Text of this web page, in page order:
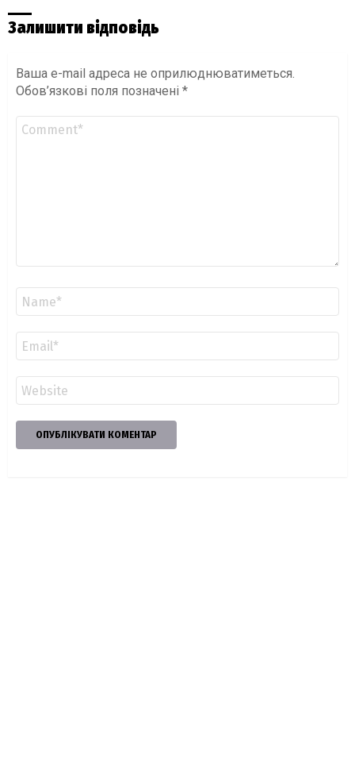
Залишити відповідь
Ваша e-mail адреса не оприлюднюватиметься.
Обов’язкові поля позначені *
Коментар